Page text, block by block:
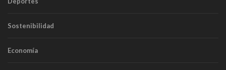
Sostenibilidad
Economía